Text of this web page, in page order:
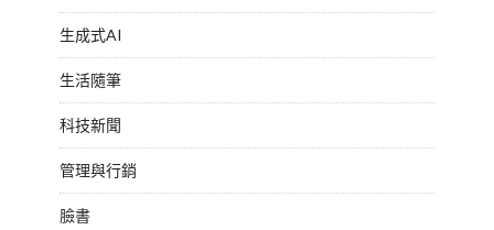
生成式AI
生活隨筆
科技新聞
管理與行銷
臉書